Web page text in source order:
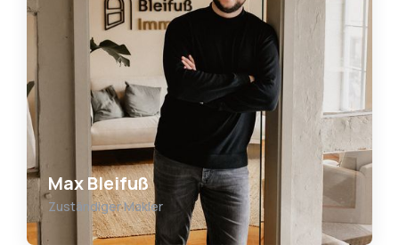
Max Bleifuß
Zuständiger Makler